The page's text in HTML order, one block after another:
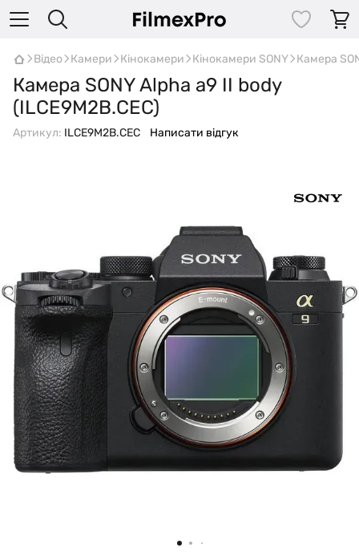
Відео Камери Кінокамери Кінокамери SONY Камера
Камера SONY Alpha a9 II body
(ILCE9M2B.CEC)
Артикул: ILCE9M2B.CEC Написати відгук